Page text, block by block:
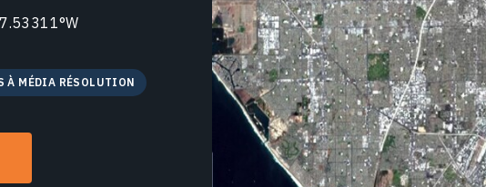
À MÉDIA RÉSOLUTION